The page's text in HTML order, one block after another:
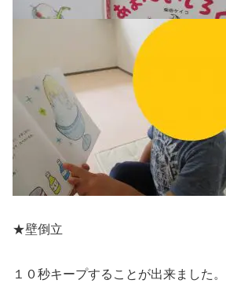
★壁倒立
１０秒キープすることが出来ました。